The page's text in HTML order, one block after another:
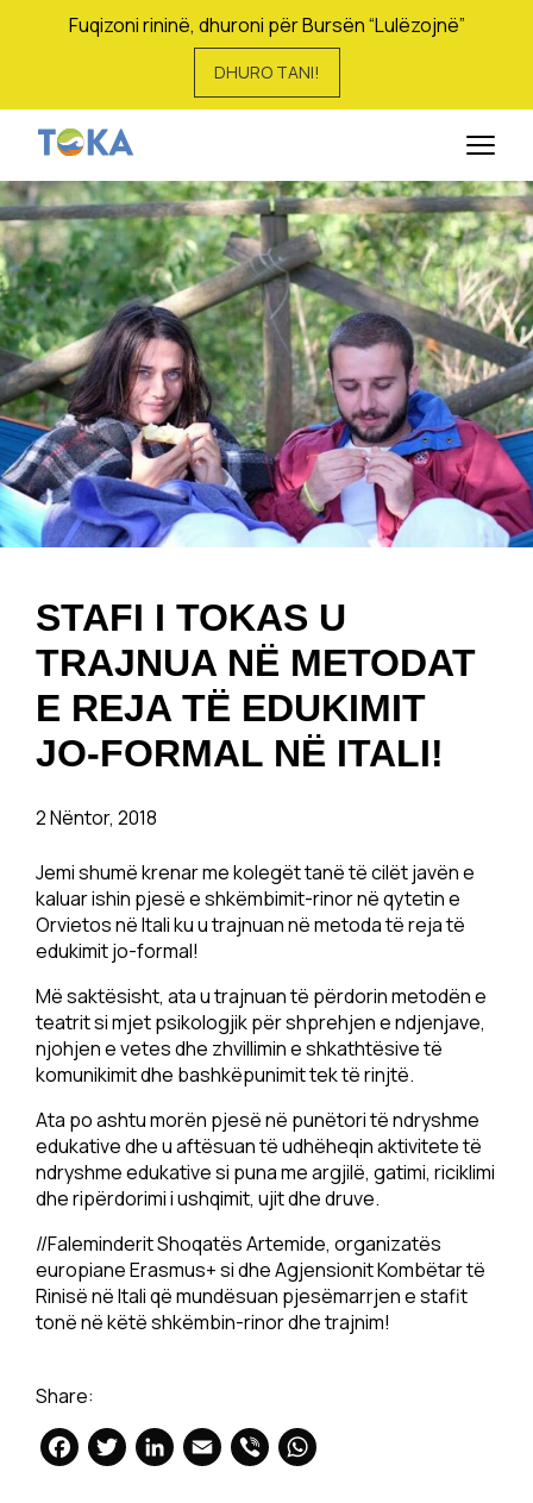
Fuqizoni rininë, dhuroni për Bursën “Lulëzojnë”
DHURO TANI!
STAFI I TOKAS U
TRAJNUA NË METODAT
E REJA TË EDUKIMIT
JO-FORMAL NË ITALI!
2 Nëntor, 2018
Jemi shumë krenar me kolegët tanë të cilët javën e
kaluar ishin pjesë e shkëmbimit-rinor në qytetin e
Orvietos në Itali ku u trajnuan në metoda të reja të
edukimit jo-formal!
Më saktësisht, ata u trajnuan të përdorin metodën e
teatrit si mjet psikologjik për shprehjen e ndjenjave,
njohjen e vetes dhe zhvillimin e shkathtësive të
komunikimit dhe bashkëpunimit tek të rinjtë.
Ata po ashtu morën pjesë në punëtori të ndryshme
edukative dhe u aftësuan të udhëheqin aktivitete të
ndryshme edukative si puna me argjilë, gatimi, riciklimi
dhe ripërdorimi i ushqimit, ujit dhe druve.
//Faleminderit Shoqatës Artemide, organizatës
europiane Erasmus+ si dhe Agjensionit Kombëtar të
Rinisë në Itali që mundësuan pjesëmarrjen e stafit
tonë në këtë shkëmbin-rinor dhe trajnim!
Share:
Facebook
Twitter
LinkedIn
Email
Viber